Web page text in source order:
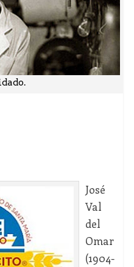
José
Val
del
Omar
(1904-